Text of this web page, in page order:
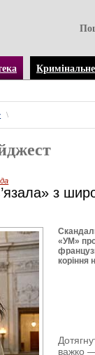
\
з
«УМ»
коріння
важко